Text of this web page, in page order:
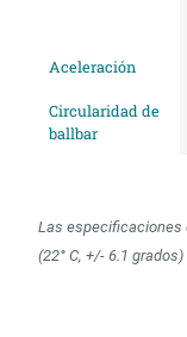
Aceleración
Circularidad de
ballbar
Las especificaciones
(22° C, +/- 6.1 grados)